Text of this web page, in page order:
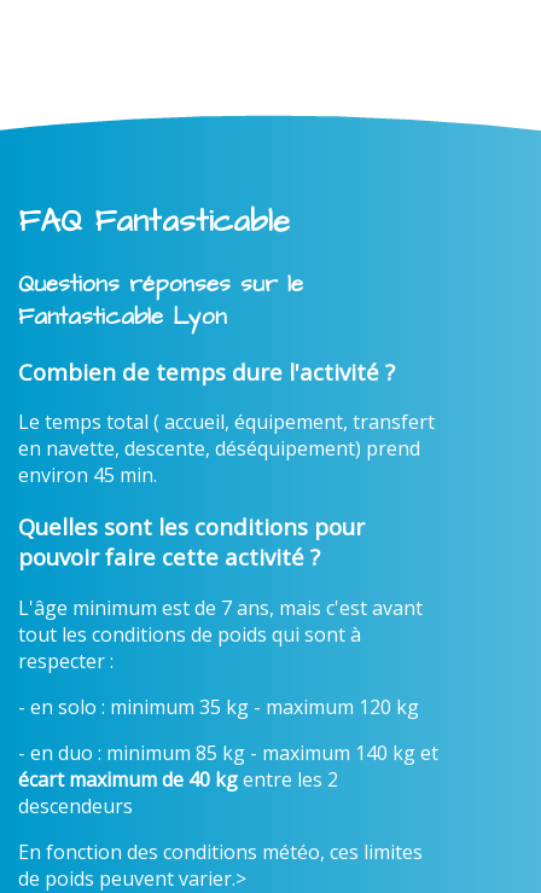
FAQ Fantasticable
Questions réponses sur le
Fantasticable Lyon
Combien de temps dure l'activité ?
Le temps total ( accueil, équipement, transfert
en navette, descente, déséquipement) prend
environ 45 min.
Quelles sont les conditions pour
pouvoir faire cette activité ?
L'âge minimum est de 7 ans, mais c'est avant
tout les conditions de poids qui sont à
respecter :
- en solo : minimum 35 kg - maximum 120 kg
- en duo : minimum 85 kg - maximum 140 kg et
écart maximum de 40 kgentre les 2
descendeurs
En fonction des conditions météo, ces limites
de poids peuvent varier.>